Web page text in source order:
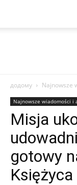
додому Najnowsze
Najnowsze wiadomości i
Misja
gotowy
Księżyca